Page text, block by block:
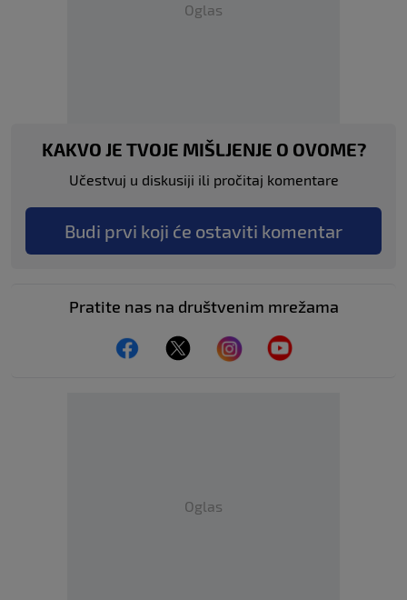
Oglas
KAKVO JE TVOJE MIŠLJENJE O OVOME?
Učestvuj u diskusiji ili pročitaj komentare
Budi prvi koji će ostaviti komentar
Pratite nas na društvenim mrežama
Oglas